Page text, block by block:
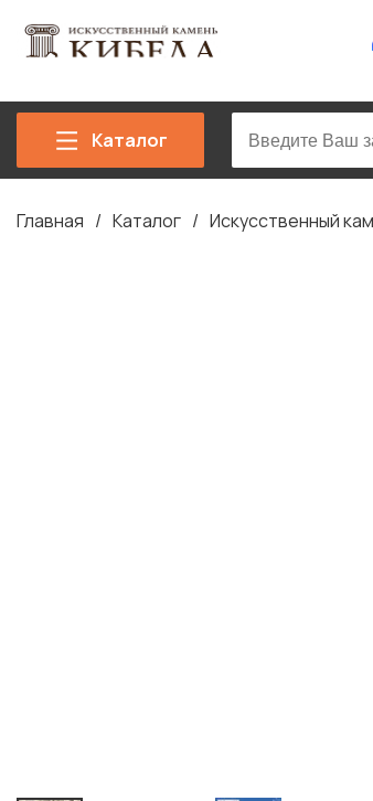
Каталог
Строка
Главная Каталог Искусственный